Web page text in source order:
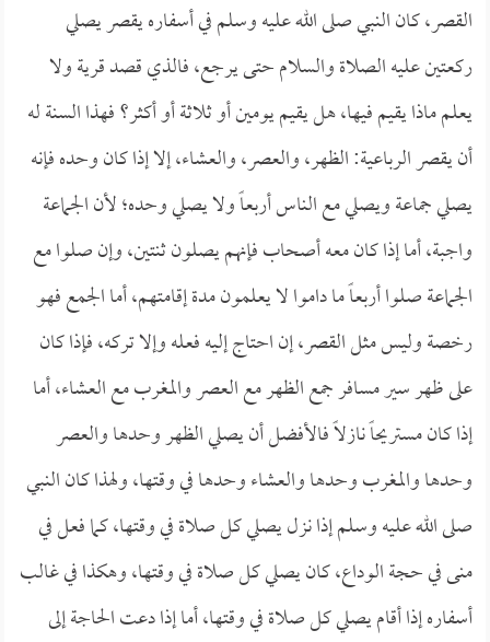
القصر، كان النبي صلى الله عليه وسلم في أسفاره يقصر يصلي
ركعتين عليه الصلاة والسلام حتى يرجع، فالذي قصد قرية ولا
يعلم ماذا يقيم فيها، هل يقيم يومين أو ثلاثة أو أكثر؟ فهذا السنة له
أن يقصر الرباعية: الظهر، والعصر، والعشاء، إلا إذا كان وحده فإنه
يصلي جماعة ويصلي مع الناس أربعاً ولا يصلي وحده؛ لأن الجماعة
واجبة، أما إذا كان معه أصحاب فإنهم يصلون ثنتين، وإن صلوا مع
الجماعة صلوا أربعاً ما داموا لا يعلمون مدة إقامتهم، أما الجمع فهو
رخصة وليس مثل القصر، إن احتاج إليه فعله وإلا تركه، فإذا كان
على ظهر سير مسافر جمع الظهر مع العصر والمغرب مع العشاء، أما
إذا كان مستريحاً نازلاً فالأفضل أن يصلي الظهر وحدها والعصر
وحدها والمغرب وحدها والعشاء وحدها في وقتها، ولهذا كان النبي
صلى الله عليه وسلم إذا نزل يصلي كل صلاة في وقتها، كما فعل في
منى في حجة الوداع، كان يصلي كل صلاة في وقتها، وهكذا في غالب
أسفاره إذا أقام يصلي كل صلاة في وقتها، أما إذا دعت الحاجة إلى